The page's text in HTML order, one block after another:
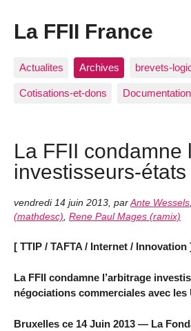
La FFII France
Actualites Archives brevets-
Cotisations-et-dons Documentation
La FFII condamne
investisseurs-états
vendredi 14 juin 2013 par Ante Wessels
(mathdesc) Rene Paul Mages (ramix)
[ TTIP / TAFTA / Internet / Innovation ]
La FFII condamne l’arbitrage
négociations commerciales avec les
Bruxelles ce 14 Juin 2013 — La